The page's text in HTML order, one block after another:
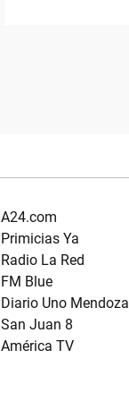
A24.com
Primicias Ya
Radio La Red
FM Blue
Diario Uno Mendoza
San Juan 8
América TV